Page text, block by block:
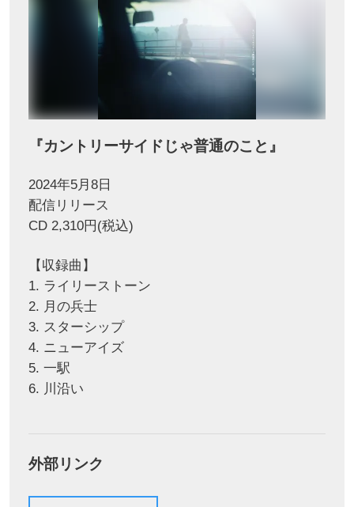
『カントリーサイドじゃ普通のこと』
2024年5月8日
配信リリース
CD 2,310円(税込)
【収録曲】
1. ライリーストーン
2. 月の兵士
3. スターシップ
4. ニューアイズ
5. 一駅
6. 川沿い
外部リンク